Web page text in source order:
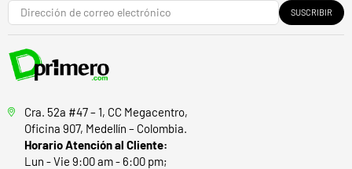
SUSCRIBIR
Cra. 52a #47 – 1, CC Megacentro,
Oficina 907, Medellín – Colombia.
Horario Atención al Cliente:
Lun - Vie 9:00 am - 6:00 pm;